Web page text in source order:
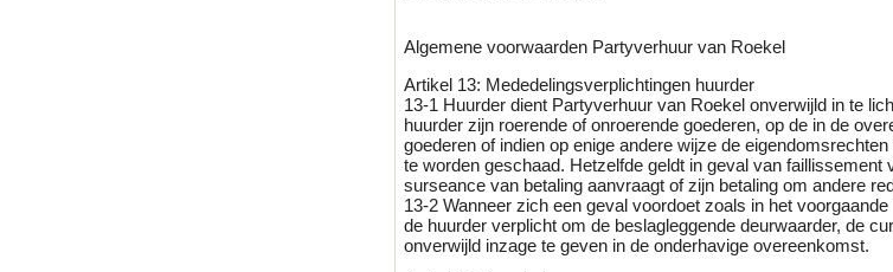
Algemene voorwaarden Partyverhuur van Roekel
Artikel 13: Mededelingsverplichtingen huurder
13-1 Huurder dient Partyverhuur van Roekel onverwijld in te
huurder zijn roerende of onroerende goederen, op de in de
goederen of indien op enige andere wijze de
te worden geschaad. Hetzelfde geldt in geval van faillissement
surseance van betaling aanvraagt of zijn betaling om andere
13-2 Wanneer zich een geval voordoet zoals in het
de huurder verplicht om de beslagleggende deurwaarder, de
onverwijld inzage te geven in de onderhavige overeenkomst.